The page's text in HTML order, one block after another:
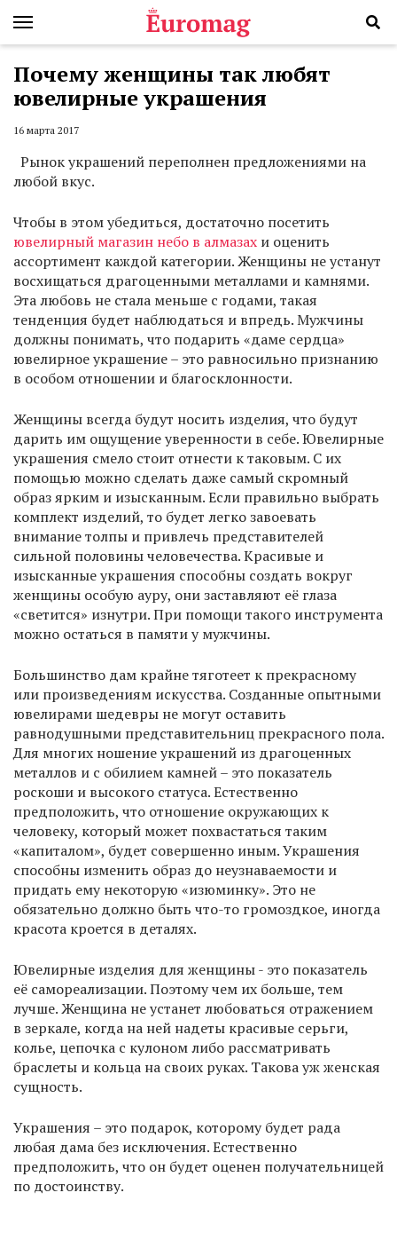
Почему женщины так любят
ювелирные украшения
16 марта 2017
Рынок украшений переполнен предложениями на
любой вкус.
Чтобы в этом убедиться, достаточно посетить
ювелирный магазин небо в алмазах и оценить
ассортимент каждой категории. Женщины не устанут
восхищаться драгоценными металлами и камнями.
Эта любовь не стала меньше с годами, такая
тенденция будет наблюдаться и впредь. Мужчины
должны понимать, что подарить «даме сердца»
ювелирное украшение – это равносильно признанию
в особом отношении и благосклонности.
Женщины всегда будут носить изделия, что будут
дарить им ощущение уверенности в себе. Ювелирные
украшения смело стоит отнести к таковым. С их
помощью можно сделать даже самый скромный
образ ярким и изысканным. Если правильно выбрать
комплект изделий, то будет легко завоевать
внимание толпы и привлечь представителей
сильной половины человечества. Красивые и
изысканные украшения способны создать вокруг
женщины особую ауру, они заставляют её глаза
«светится» изнутри. При помощи такого инструмента
можно остаться в памяти у мужчины.
Большинство дам крайне тяготеет к прекрасному
или произведениям искусства. Созданные опытными
ювелирами шедевры не могут оставить
равнодушными представительниц прекрасного пола.
Для многих ношение украшений из драгоценных
металлов и с обилием камней – это показатель
роскоши и высокого статуса. Естественно
предположить, что отношение окружающих к
человеку, который может похвастаться таким
«капиталом», будет совершенно иным. Украшения
способны изменить образ до неузнаваемости и
придать ему некоторую «изюминку». Это не
обязательно должно быть что-то громоздкое, иногда
красота кроется в деталях.
Ювелирные изделия для женщины - это показатель
её самореализации. Поэтому чем их больше, тем
лучше. Женщина не устанет любоваться отражением
в зеркале, когда на ней надеты красивые серьги,
колье, цепочка с кулоном либо рассматривать
браслеты и кольца на своих руках. Такова уж женская
сущность.
Украшения – это подарок, которому будет рада
любая дама без исключения. Естественно
предположить, что он будет оценен получательницей
по достоинству.